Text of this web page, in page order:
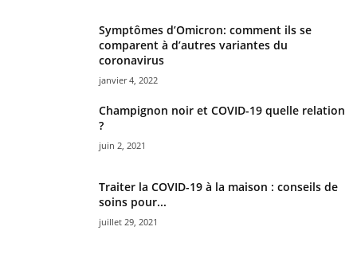
Symptômes d’Omicron: comment ils se
comparent à d’autres variantes du
coronavirus
janvier 4, 2022
Champignon noir et COVID-19 quelle relation
?
juin 2, 2021
Traiter la COVID-19 à la maison : conseils de
soins pour...
juillet 29, 2021